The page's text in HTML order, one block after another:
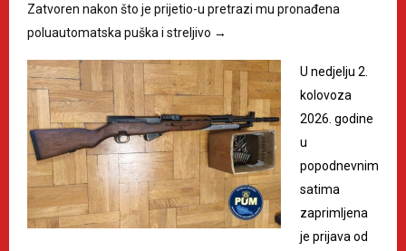
Zatvoren nakon što je prijetio-u pretrazi mu pronađena
poluautomatska puška i streljivo →
U nedjelju 2.
kolovoza
2026. godine
u
popodnevnim
satima
zaprimljena
je prijava od